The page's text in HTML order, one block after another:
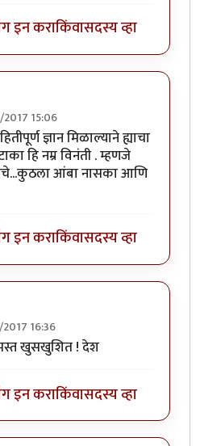
इन कराकिंवासदस्य व्हा
15:06
ज्ञान मिळाल्याने ह्याचा
हि नम्र विनंती . म्हणजे
आंबा नासका आणि
इन कराकिंवासदस्य व्हा
16:36
खुसखुशित ! देश
इन कराकिंवासदस्य व्हा